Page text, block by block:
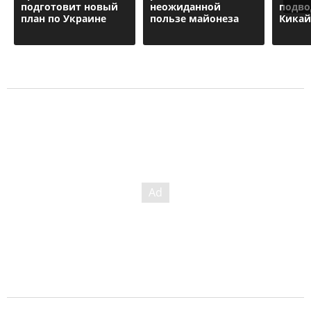
подготовит новый
план по Украине
неожиданной
пользе майонеза
Кикай